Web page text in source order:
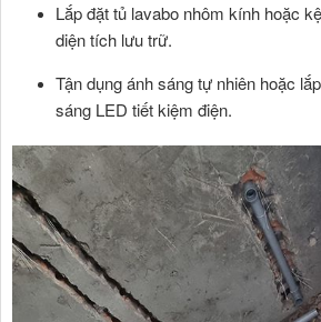
Lắp đặt tủ lavabo nhôm kính hoặc
diện tích lưu trữ.
Tận dụng ánh sáng tự nhiên hoặc
sáng LED tiết kiệm điện.